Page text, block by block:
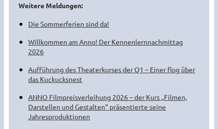
Weitere Meldungen:
Die Sommerferien sind da!
Willkommen am Anno! Der Kennenlernnachmittag
2026
Aufführung des Theaterkurses der Q1 – Einer flog über
das Kuckucksnest
ANNO Filmpreisverleihung 2026 – der Kurs „Filmen,
Darstellen und Gestalten“ präsentierte seine
Jahresproduktionen